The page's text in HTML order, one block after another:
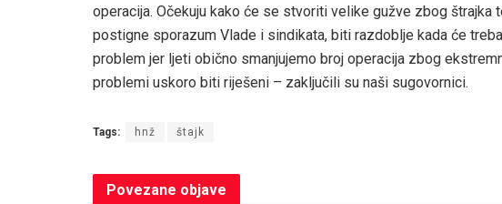
operacija. Očekuju kako će se stvoriti velike gužve zbog štrajka
postigne sporazum Vlade i sindikata, biti razdoblje kada će
problem jer ljeti obično smanjujemo broj operacija zbog
problemi uskoro biti riješeni – zaključili su naši sugovornici.
Tags: hnž štajk
Povezane objave